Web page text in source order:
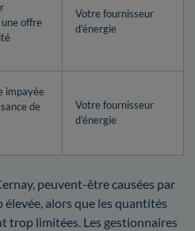
offre
Votre fournisseur
d’énergie
impayée
de
Votre fournisseur
d’énergie
peuvent-être causées par
alors que les quantités
trop limitées. Les gestionnaires